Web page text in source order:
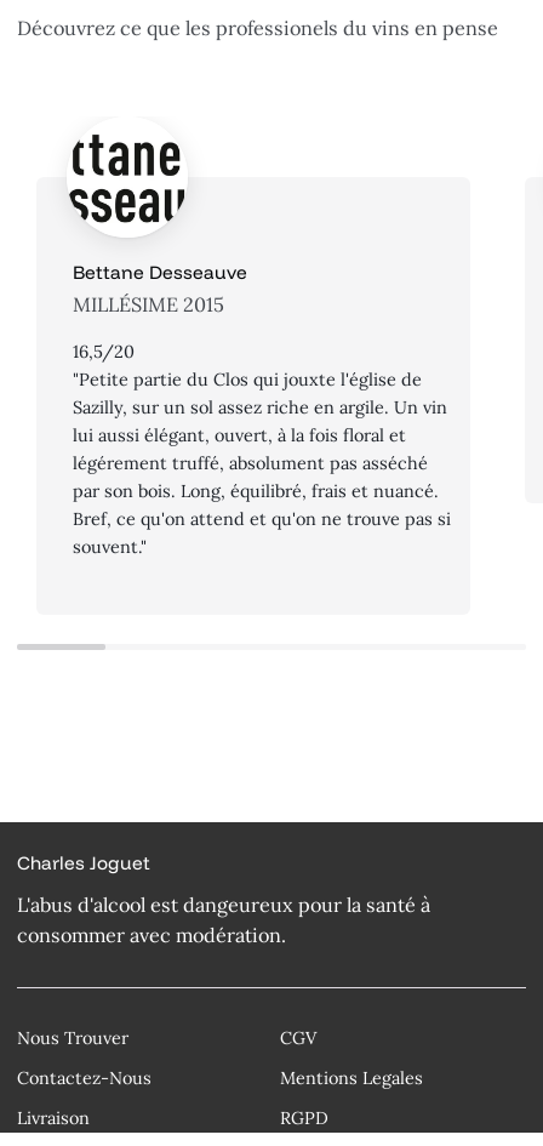
Découvrez ce que les professionels du vins en pense
Bettane Desseauve
MILLÉSIME 2015
16,5/20
"Petite partie du Clos qui jouxte l'église de
Sazilly, sur un sol assez riche en argile. Un vin
lui aussi élégant, ouvert, à la fois floral et
légérement truffé, absolument pas asséché
par son bois. Long, équilibré, frais et nuancé.
Bref, ce qu'on attend et qu'on ne trouve pas si
souvent."
Charles Joguet
L'abus d'alcool est dangeureux pour la santé à
consommer avec modération.
Nous Trouver
Contactez-Nous
Livraison
CGV
Mentions Legales
RGPD